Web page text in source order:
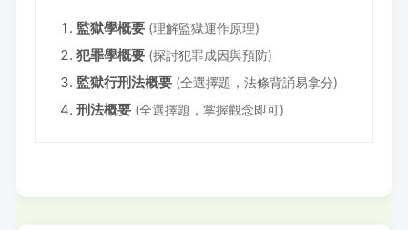
監獄學概要 (理解監獄運作原理)
犯罪學概要 (探討犯罪成因與預防)
監獄行刑法概要 (全選擇題，法條背誦易拿分)
刑法概要 (全選擇題，掌握觀念即可)